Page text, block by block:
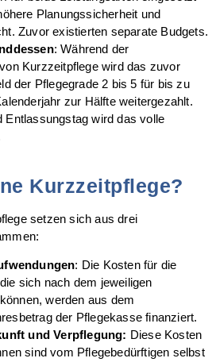
Planungssicherheit und
Zuvor existierten separate Budgets.
: Während der
Kurzzeitpflege wird das zuvor
der Pflegegrade 2 bis 5 für bis zu
zur Hälfte weitergezahlt.
Entlassungstag wird das volle
Kurzzeitpflege?
setzen sich aus drei
: Die Kosten für die
sich nach dem jeweiligen
werden aus dem
der Pflegekasse finanziert.
und Verpflegung: Diese Kosten
sind vom Pflegebedürftigen selbst